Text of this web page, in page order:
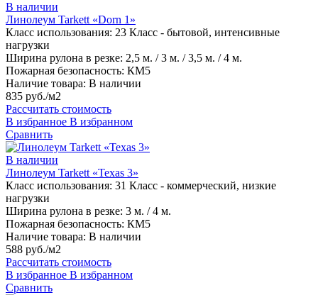
В наличии
Линолеум Tarkett «Dorn 1»
Класс использования: 23 Класс - бытовой, интенсивные
нагрузки
Ширина рулона в резке: 2,5 м. / 3 м. / 3,5 м. / 4 м.
Пожарная безопасность: КМ5
Наличие товара: В наличии
835 руб./м2
Рассчитать стоимость
В избранное В избранном
Сравнить
В наличии
Линолеум Tarkett «Texas 3»
Класс использования: 31 Класс - коммерческий, низкие
нагрузки
Ширина рулона в резке: 3 м. / 4 м.
Пожарная безопасность: КМ5
Наличие товара: В наличии
588 руб./м2
Рассчитать стоимость
В избранное В избранном
Сравнить